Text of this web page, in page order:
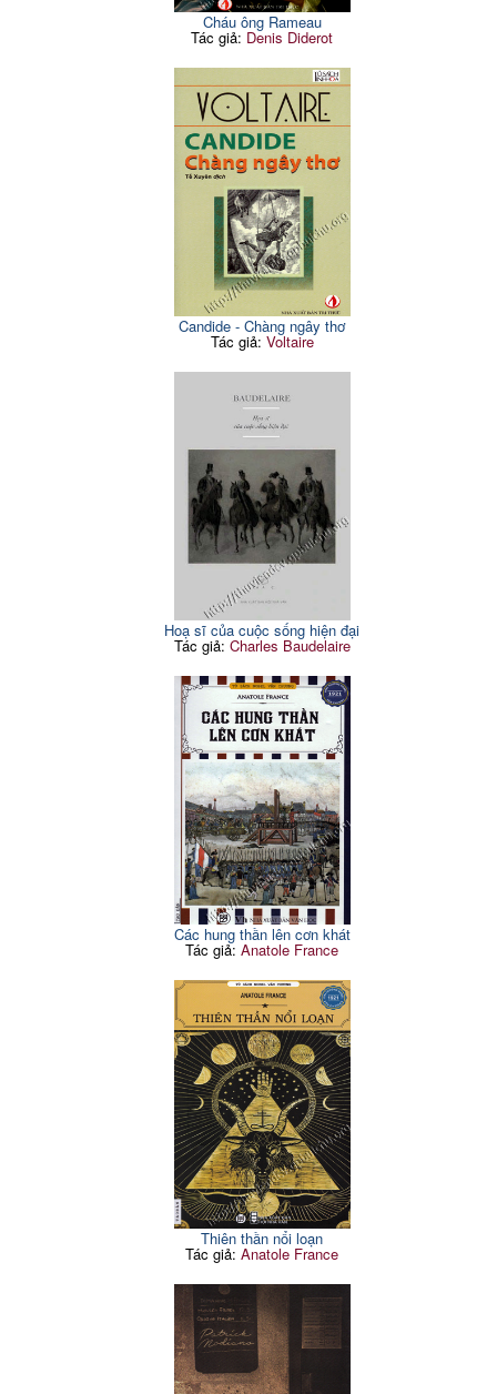
Cháu ông Rameau
Tác giả: Denis Diderot
Candide - Chàng ngây thơ
Tác giả: Voltaire
Hoạ sĩ của cuộc sống hiện đại
Tác giả: Charles Baudelaire
Các hung thần lên cơn khát
Tác giả:Anatole France
Thiên thần nổi loạn
Tác giả:Anatole France